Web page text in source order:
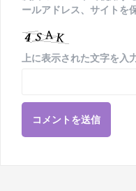
ールアドレス、サイトを
上に表示された文字を入